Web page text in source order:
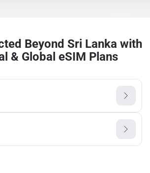
Beyond Sri Lanka with
& Global eSIM Plans